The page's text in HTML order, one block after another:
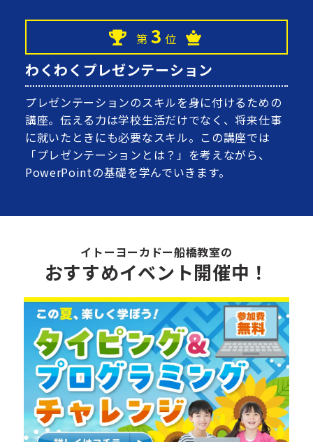
第 3 位
わくわくプレゼンテーション
プレゼンテーションのスキルを身に付けるための
講座。伝える力は学校生活だけでなく、将来仕事
に就いたときにも必要なスキル。この講座では
「プレゼンテーションとは？」を考えながら、
PowerPointの基礎を学んでいきます。
イトーヨーカドー船橋教室の
おすすめイベント開催中！